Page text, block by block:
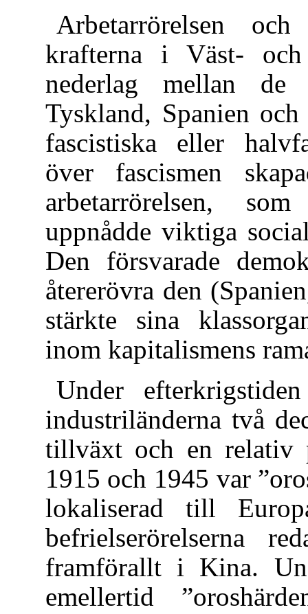
Arbetarrörelsen
krafterna i Väst- och
nederlag mellan de
Tyskland, Spanien
fascistiska eller
över fascismen
arbetarrörelsen,
uppnådde viktiga
Den försvarade
återerövra den
stärkte sina
inom kapitalismens
Under
industriländerna två
tillväxt och en relativ
1915 och 1945 var
lokaliserad till
befrielserörelserna
framförallt i Kina.
emellertid